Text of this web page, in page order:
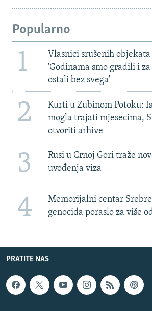
Popularno
1
Vlasnici srušenih objekata
'Godinama smo gradili i
ostali bez svega'
2
Kurti u Zubinom Potoku:
mogla trajati mjesecima,
otvoriti arhive
3
Rusi u Crnoj Gori traže
uvođenja viza
4
Memorijalni centar
genocida poraslo za više
PRATITE NAS